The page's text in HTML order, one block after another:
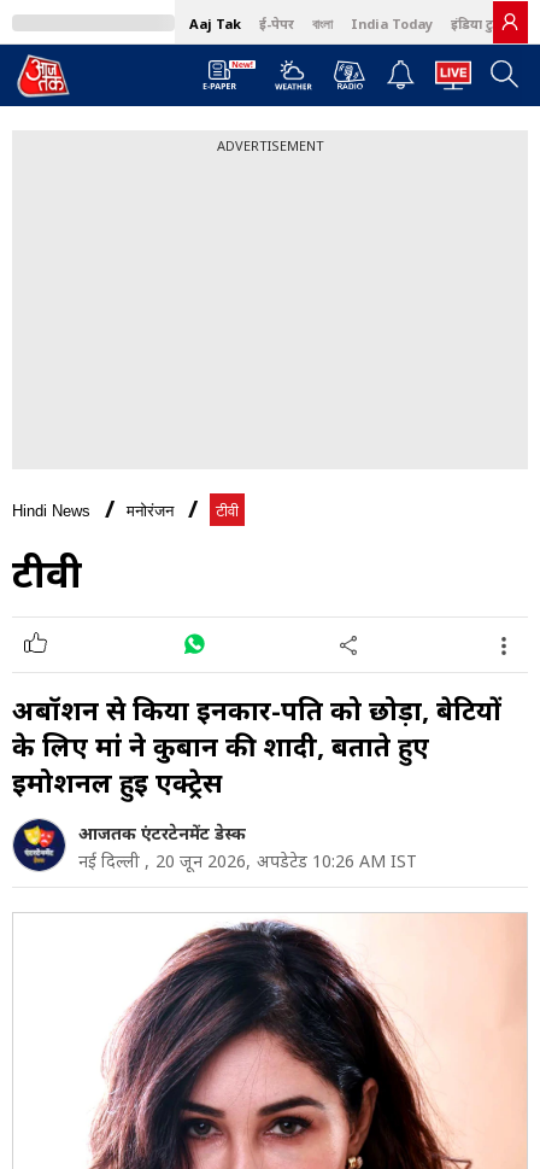
Aaj Tak ई-पेपर বাংলা India Today इंडिया टुडे हिंदी
ADVERTISEMENT
Hindi News मनोरंजन टीवी
टीवी
अबॉर्शन से किया इनकार-पति को छोड़ा, बेटियों
के लिए मां ने कुर्बान की शादी, बताते हुए
इमोशनल हुई एक्ट्रेस
आजतक एंटरटेनमेंट डेस्क
नई दिल्ली , 20 जून 2026, अपडेटेड 10:26 AM IST